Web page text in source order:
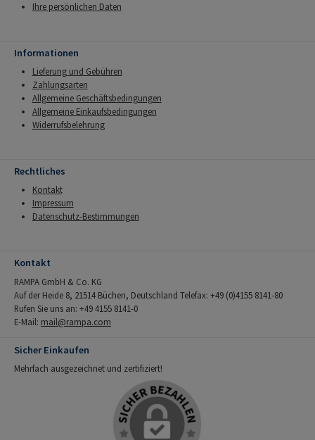
Ihre persönlichen Daten
Informationen
Lieferung und Gebühren
Zahlungsarten
Allgemeine Geschäftsbedingungen
Allgemeine Einkaufsbedingungen
Widerrufsbelehrung
Rechtliches
Kontakt
Impressum
Datenschutz-Bestimmungen
Kontakt
RAMPA GmbH & Co. KG
Auf der Heide 8, 21514 Büchen, Deutschland Telefax: +49 (0)4155 8141-80
Rufen Sie uns an: +49 4155 8141-0
E-Mail: mail@rampa.com
Sicher Einkaufen
Mehrfach ausgezeichnet und zertifiziert!